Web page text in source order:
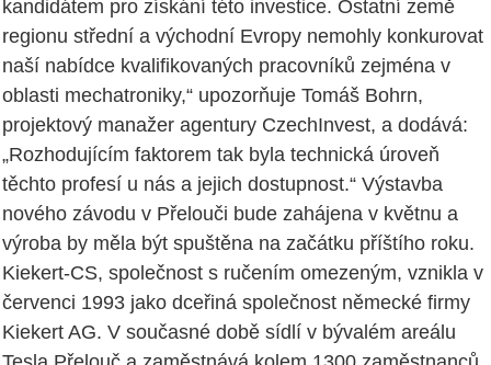
kandidátem pro získání této investice. Ostatní země
regionu střední a východní Evropy nemohly konkurovat
naší nabídce kvalifikovaných pracovníků zejména v
oblasti mechatroniky,“ upozorňuje Tomáš Bohrn,
projektový manažer agentury CzechInvest, a dodává:
„Rozhodujícím faktorem tak byla technická úroveň
těchto profesí u nás a jejich dostupnost.“ Výstavba
nového závodu v Přelouči bude zahájena v květnu a
výroba by měla být spuštěna na začátku příštího roku.
Kiekert-CS, společnost s ručením omezeným, vznikla v
červenci 1993 jako dceřiná společnost německé firmy
Kiekert AG. V současné době sídlí v bývalém areálu